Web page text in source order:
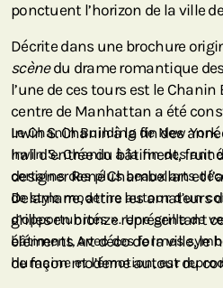
ponctuent l’horizon de la ville
Décrite dans une brochure
scènedu drame romantique
l’une de ces tours est le
centre de Manhattan a été
Irwin S. Chanin à la fin des
hall d’entrée du bâtiment, fruit
designer René Chambellan et
Delamarre, attire les amateurs
grilles en bronze représentant
éléments Art déco de la ville, le
de façon moderne autour du
Le Chanin Building de New
Irwin S. Chanin à la fin des
certains des plus beaux arts
de style moderne autour d’un
d’opportunités ». Une grille de
bâtiment, avec des formes
humaine et l’émotion, est